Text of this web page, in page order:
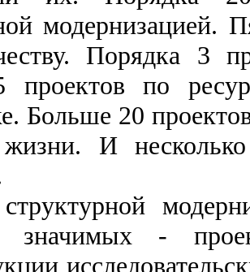
модернизацией.
Порядка 3
проектов по
Больше 20
жизни. И
-